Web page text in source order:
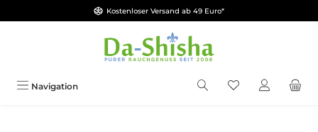
Zum Hauptinhalt springenKostenloser Versand ab 49 Euro*
Navigation Du hast 0